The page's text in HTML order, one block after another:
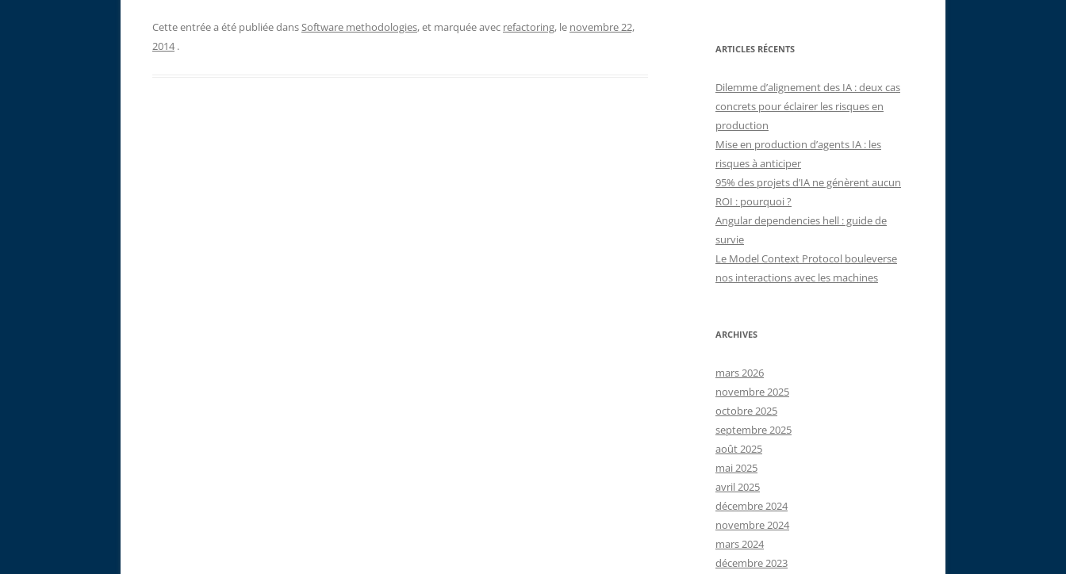
Cette entrée a été publiée dansSoftware methodologies, et marquée avec refactoring, le novembre 22,
2014 . ARTICLES RÉCENTS
Dilemme d’alignement des IA : deux cas
concrets pour éclairer les risques en
production
Mise en production d’agents IA : les
risques à anticiper
95% des projets d’IA ne génèrent aucun
ROI : pourquoi ?
Angular dependencies hell : guide de
survie
Le Model Context Protocol bouleverse
nos interactions avec les machines
ARCHIVES
mars 2026
novembre 2025
octobre 2025
septembre 2025
août 2025
mai 2025
avril 2025
décembre 2024
novembre 2024
mars 2024
décembre 2023